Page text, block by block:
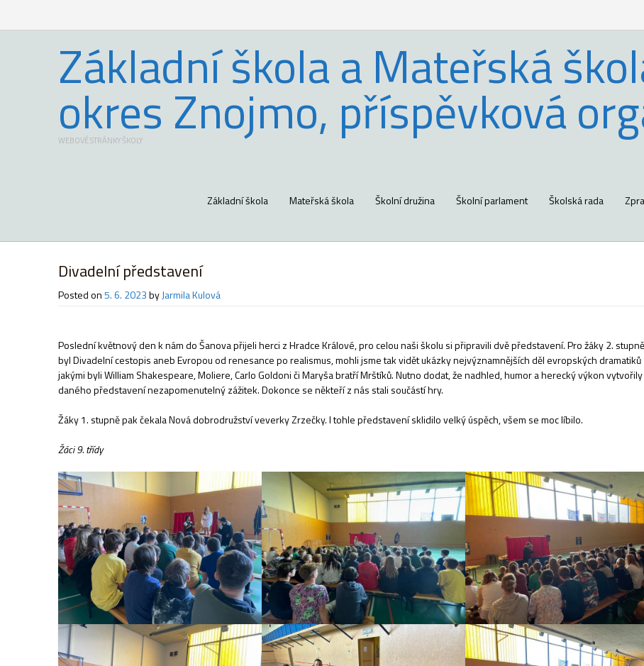
Základní škola a Mateřská
okres Znojmo, příspěvková
WEBOVÉ STRÁNKY ŠKOLY
Základní škola Mateřská škola Školní družina Školní parlament Školská rada
Divadelní představení
Posted on5. 6. 2023byJarmila Kulová
Poslední květnový den k nám do Šanova přijeli herci z Hradce Králové, pro celou naši školu si připravili dvě představení. Pro žáky 2.
byl Divadelní cestopis aneb Evropou od renesance po realismus, mohli jsme tak vidět ukázky nejvýznamnějších děl evropských dramatiků
jakými byli William Shakespeare, Moliere, Carlo Goldoni či Maryša bratří Mrštíků. Nutno dodat, že nadhled, humor a herecký výkon
daného představení nezapomenutelný zážitek. Dokonce se někteří z nás stali součástí hry.
Žáky 1. stupně pak čekala Nová dobrodružství veverky Zrzečky. I tohle představení sklidilo velký úspěch, všem se moc líbilo.
Žáci 9. třídy